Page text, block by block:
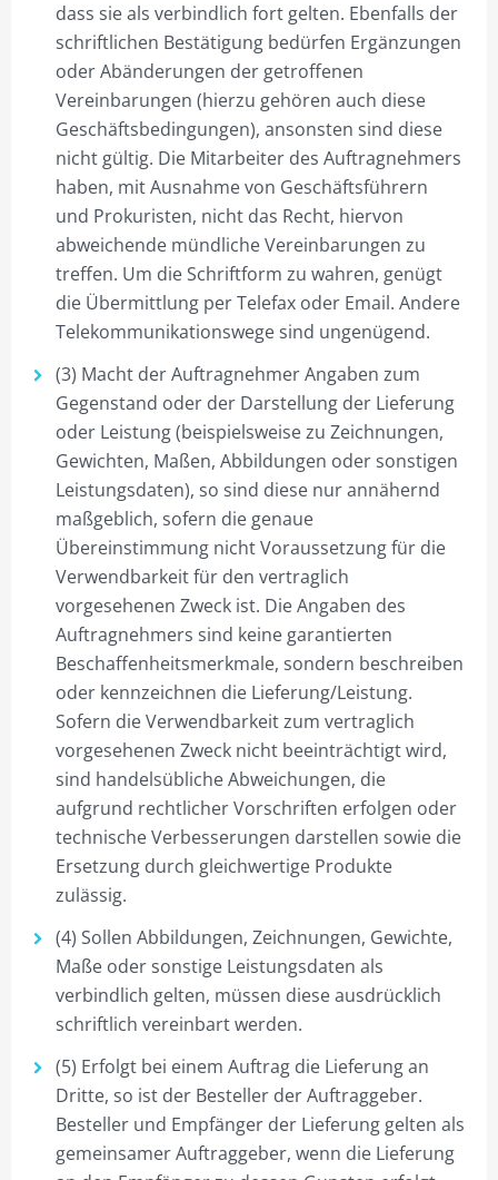
dass sie als verbindlich fort gelten. Ebenfalls der
schriftlichen Bestätigung bedürfen Ergänzungen
oder Abänderungen der getroffenen
Vereinbarungen (hierzu gehören auch diese
Geschäftsbedingungen), ansonsten sind diese
nicht gültig. Die Mitarbeiter des Auftragnehmers
haben, mit Ausnahme von Geschäftsführern
und Prokuristen, nicht das Recht, hiervon
abweichende mündliche Vereinbarungen zu
treffen. Um die Schriftform zu wahren, genügt
die Übermittlung per Telefax oder Email. Andere
Telekommunikationswege sind ungenügend.
(3) Macht der Auftragnehmer Angaben zum
Gegenstand oder der Darstellung der Lieferung
oder Leistung (beispielsweise zu Zeichnungen,
Gewichten, Maßen, Abbildungen oder sonstigen
Leistungsdaten), so sind diese nur annähernd
maßgeblich, sofern die genaue
Übereinstimmung nicht Voraussetzung für die
Verwendbarkeit für den vertraglich
vorgesehenen Zweck ist. Die Angaben des
Auftragnehmers sind keine garantierten
Beschaffenheitsmerkmale, sondern beschreiben
oder kennzeichnen die Lieferung/Leistung.
Sofern die Verwendbarkeit zum vertraglich
vorgesehenen Zweck nicht beeinträchtigt wird,
sind handelsübliche Abweichungen, die
aufgrund rechtlicher Vorschriften erfolgen oder
technische Verbesserungen darstellen sowie die
Ersetzung durch gleichwertige Produkte
zulässig.
(4) Sollen Abbildungen, Zeichnungen, Gewichte,
Maße oder sonstige Leistungsdaten als
verbindlich gelten, müssen diese ausdrücklich
schriftlich vereinbart werden.
(5) Erfolgt bei einem Auftrag die Lieferung an
Dritte, so ist der Besteller der Auftraggeber.
Besteller und Empfänger der Lieferung gelten als
gemeinsamer Auftraggeber, wenn die Lieferung